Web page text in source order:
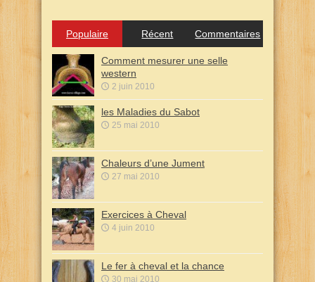
Populaire Récent Commentaires
Comment mesurer une selle
western
2 juin 2010
les Maladies du Sabot
25 mai 2010
Chaleurs d’une Jument
27 mai 2010
Exercices à Cheval
4 juin 2010
Le fer à cheval et la chance
30 mai 2010